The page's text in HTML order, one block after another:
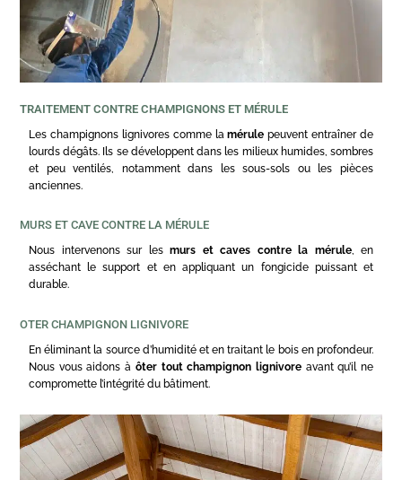
TRAITEMENT CONTRE CHAMPIGNONS ET MÉRULE
Les champignons lignivores comme lamérule peuvent entraîner de
lourds dégâts. Ils se développent dans les milieux humides, sombres
et peu ventilés, notamment dans les sous-sols ou les pièces
anciennes.
MURS ET CAVE CONTRE LA MÉRULE
Nous intervenons sur les murs et caves contre la mérule, en
asséchant le support et en appliquant un fongicide puissant et
durable.
OTER CHAMPIGNON LIGNIVORE
En éliminant la source d’humidité et en traitant le bois en profondeur.
Nous vous aidons à ôter tout champignon lignivoreavant qu’il ne
compromette l’intégrité du bâtiment.